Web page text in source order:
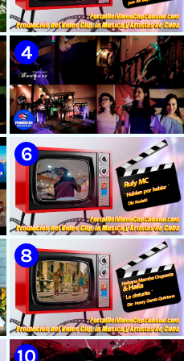
🟡 El Taiger & El Happy ||
¨Habla Matador¨ || Videoclip
Animado || Director: Arí Bayolo
|| Música Urbana Cubana ||
CUBA
🟡 Bouquet - ¨Dressed Up
Animal¨ 📺 Videoclip - 🎬
Director: Mauricio Figueiral
🟡 Ruly MC || ¨Hablan por
hablar¨ || Realizador: Kuriaki ||
Videoclip || Música Urbana
Cubana || RAP || CUBA